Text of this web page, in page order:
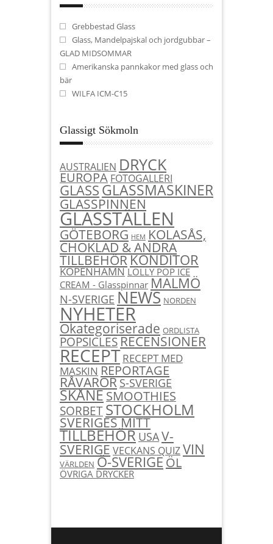
Grebbestad Glass
Glass, Mandelpajskal och jordgubbar –
GLAD MIDSOMMAR
Amerikanska pannkakor med glass och
bär
WILFA ICM-C15
Glassigt Sökmoln
AUSTRALIEN DRYCK
EUROPA FOTOGALLERI
GLASSGLASSMASKINER
GLASSPINNEN
GLASSTÄLLEN
GÖTEBORG HEM KOLASÅS,
CHOKLAD & ANDRA
TILLBEHÖRKONDITOR
KÖPENHAMN LOLLY POP ICE
CREAM - Glasspinnar MALMÖ
N-SVERIGE NEWS NORDEN
NYHETER
Okategoriserade ORDLISTA
POPSICLESRECENSIONER
RECEPT RECEPT MED
MASKIN REPORTAGE
RÅVAROR S-SVERIGE
SKÅNESMOOTHIES
SORBETSTOCKHOLM
SVERIGES MITT
TILLBEHÖR USAV-
SVERIGEVECKANS QUIZVIN
VÄRLDEN Ö-SVERIGEÖL
ÖVRIGA DRYCKER